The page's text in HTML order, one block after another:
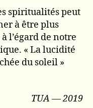
spiritualités peut
à être plus
l’égard de notre
« La lucidité
du soleil »
TUA — 2019